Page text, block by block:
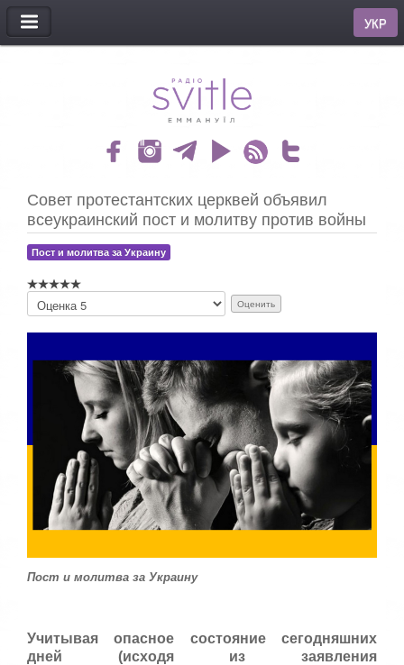
МЕНЮ
УКР
Совет протестантских церквей объявил
всеукраинский пост и молитву против войны
Пост и молитва за Украину
о
ж
л
а
н
т
е
Пост и молитва за Украину
Учитывая опасное состояние сегодняшних
дней (исходя из заявления